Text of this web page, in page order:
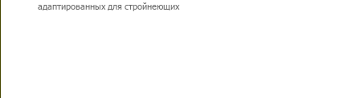
адаптированных для стройнеющих